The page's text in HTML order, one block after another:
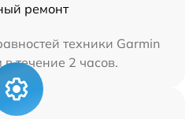
ремонт
техники Garmin
течение 2 часов.